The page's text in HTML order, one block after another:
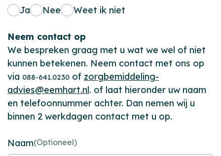
Ja
Nee Weet ik niet
Neem contact op
We bespreken graag met u wat we wel of niet
kunnen betekenen. Neem contact met ons op
via 088-641.0230 of zorgbemiddeling-
advies@eemhart.nl. of laat hieronder uw naam
en telefoonnummer achter. Dan nemen wij u
binnen 2 werkdagen contact met u op.
Naam(Optioneel)